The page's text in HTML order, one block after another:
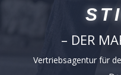
– DER
Vertriebsagentur für